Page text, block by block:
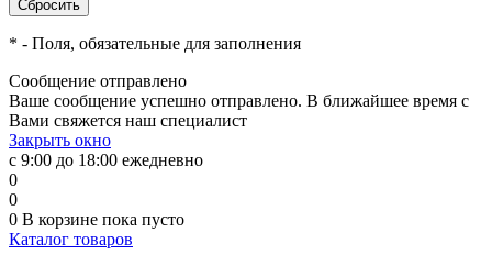
* - Поля, обязательные для заполнения
Сообщение отправлено
Ваше сообщение успешно отправлено. В ближайшее время с
Вами свяжется наш специалист
Закрыть окно
с 9:00 до 18:00 ежедневно
0
0
0 В корзине пока пусто
Каталог товаров